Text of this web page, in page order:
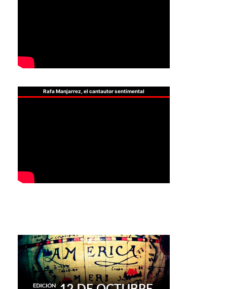
Rafa Manjarrez, el cantautor sentimental